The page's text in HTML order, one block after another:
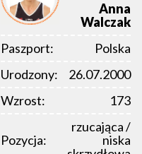
Anna
Walczak
Paszport:
Polska
Urodzony:
26.07.2000
Wzrost:
173
Pozycja:
rzucająca /
niska